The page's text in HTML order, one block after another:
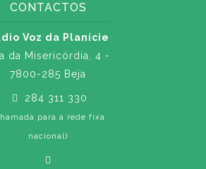
CONTACTOS
Voz da Planície
da Misericórdia, 4 -
7800-285 Beja
284 311 330
para a rede fixa
nacional)